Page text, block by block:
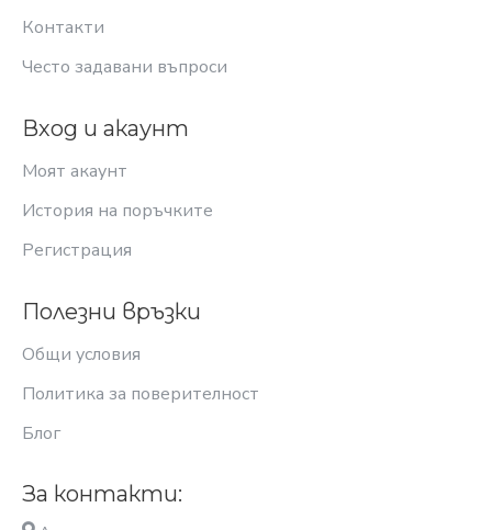
Контакти
Често задавани въпроси
Вход и акаунт
Моят акаунт
История на поръчките
Регистрация
Полезни връзки
Общи условия
Политика за поверителност
Блог
За контакти: